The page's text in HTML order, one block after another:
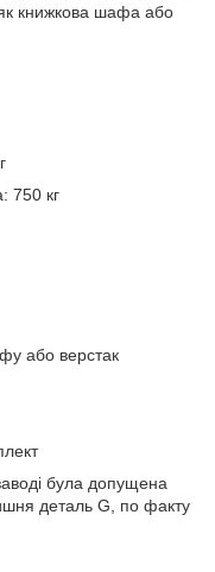
книжкова шафа або
750 кг
або верстак
була допущена
деталь G, по факту